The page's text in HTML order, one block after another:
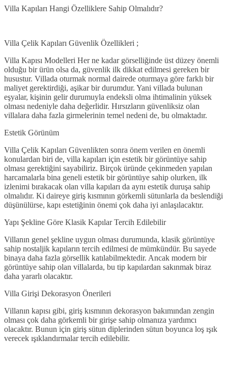
Villa Kapıları Hangi Özelliklere Sahip Olmalıdır?
Villa Çelik Kapıları Güvenlik Özellikleri ;
Villa Kapısı Modelleri Her ne kadar görselliğinde üst düzey önemli
olduğu bir ürün olsa da, güvenlik ilk dikkat edilmesi gereken bir
husustur. Villada oturmak normal dairede oturmaya göre farklı bir
maliyet gerektirdiği, aşikar bir durumdur. Yani villada bulunan
eşyalar, kişinin gelir durumuyla endeksli olma ihtimalinin yüksek
olması nedeniyle daha değerlidir. Hırsızların güvenliksiz olan
villalara daha fazla girmelerinin temel nedeni de, bu olmaktadır.
Estetik Görünüm
Villa Çelik Kapıları Güvenlikten sonra önem verilen en önemli
konulardan biri de, villa kapıları için estetik bir görüntüye sahip
olması gerektiğini sayabiliriz. Birçok üründe çekinmeden yapılan
harcamalarla bina geneli estetik bir görüntüye sahip olurken, ilk
izlenimi bırakacak olan villa kapıları da aynı estetik duruşa sahip
olmalıdır. Ki daireye giriş kısmının görkemli sütunlarla da beslendiği
düşünülürse, kapı estetiğinin önemi çok daha iyi anlaşılacaktır.
Yapı Şekline Göre Klasik Kapılar Tercih Edilebilir
Villanın genel şekline uygun olması durumunda, klasik görüntüye
sahip nostaljik kapıların tercih edilmesi de mümkündür. Bu sayede
binaya daha fazla görsellik katılabilmektedir. Ancak modern bir
görüntüye sahip olan villalarda, bu tip kapılardan sakınmak biraz
daha yararlı olacaktır.
Villa Girişi Dekorasyon Önerileri
Villanın kapısı gibi, giriş kısmının dekorasyon bakımından zengin
olması çok daha görkemli bir girişe sahip olmanıza yardımcı
olacaktır. Bunun için giriş sütun diplerinden sütun boyunca loş ışık
verecek ışıklandırmalar tercih edilebilir.